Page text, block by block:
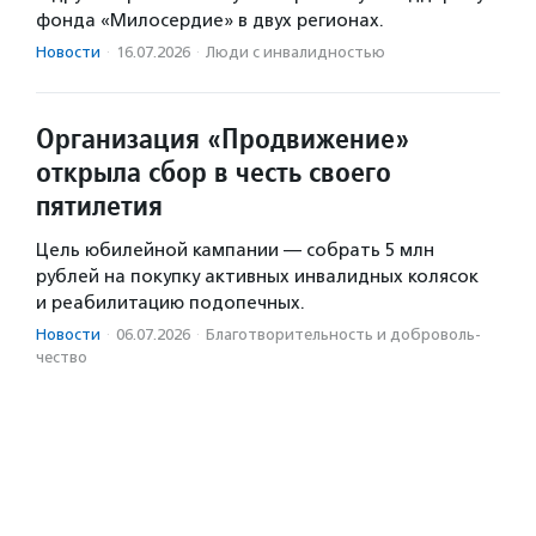
фонда «Милосердие» в двух регионах.
Новости · 16.07.2026 · Люди с инвалидностью
Организация «Продвижение»
открыла сбор в честь своего
пятилетия
Цель юбилейной кампании — собрать 5 млн
рублей на покупку активных инвалидных колясок
и реабилитацию подопечных.
Новости · 06.07.2026 · Благотвори­тель­ность и доброволь­
чест­во